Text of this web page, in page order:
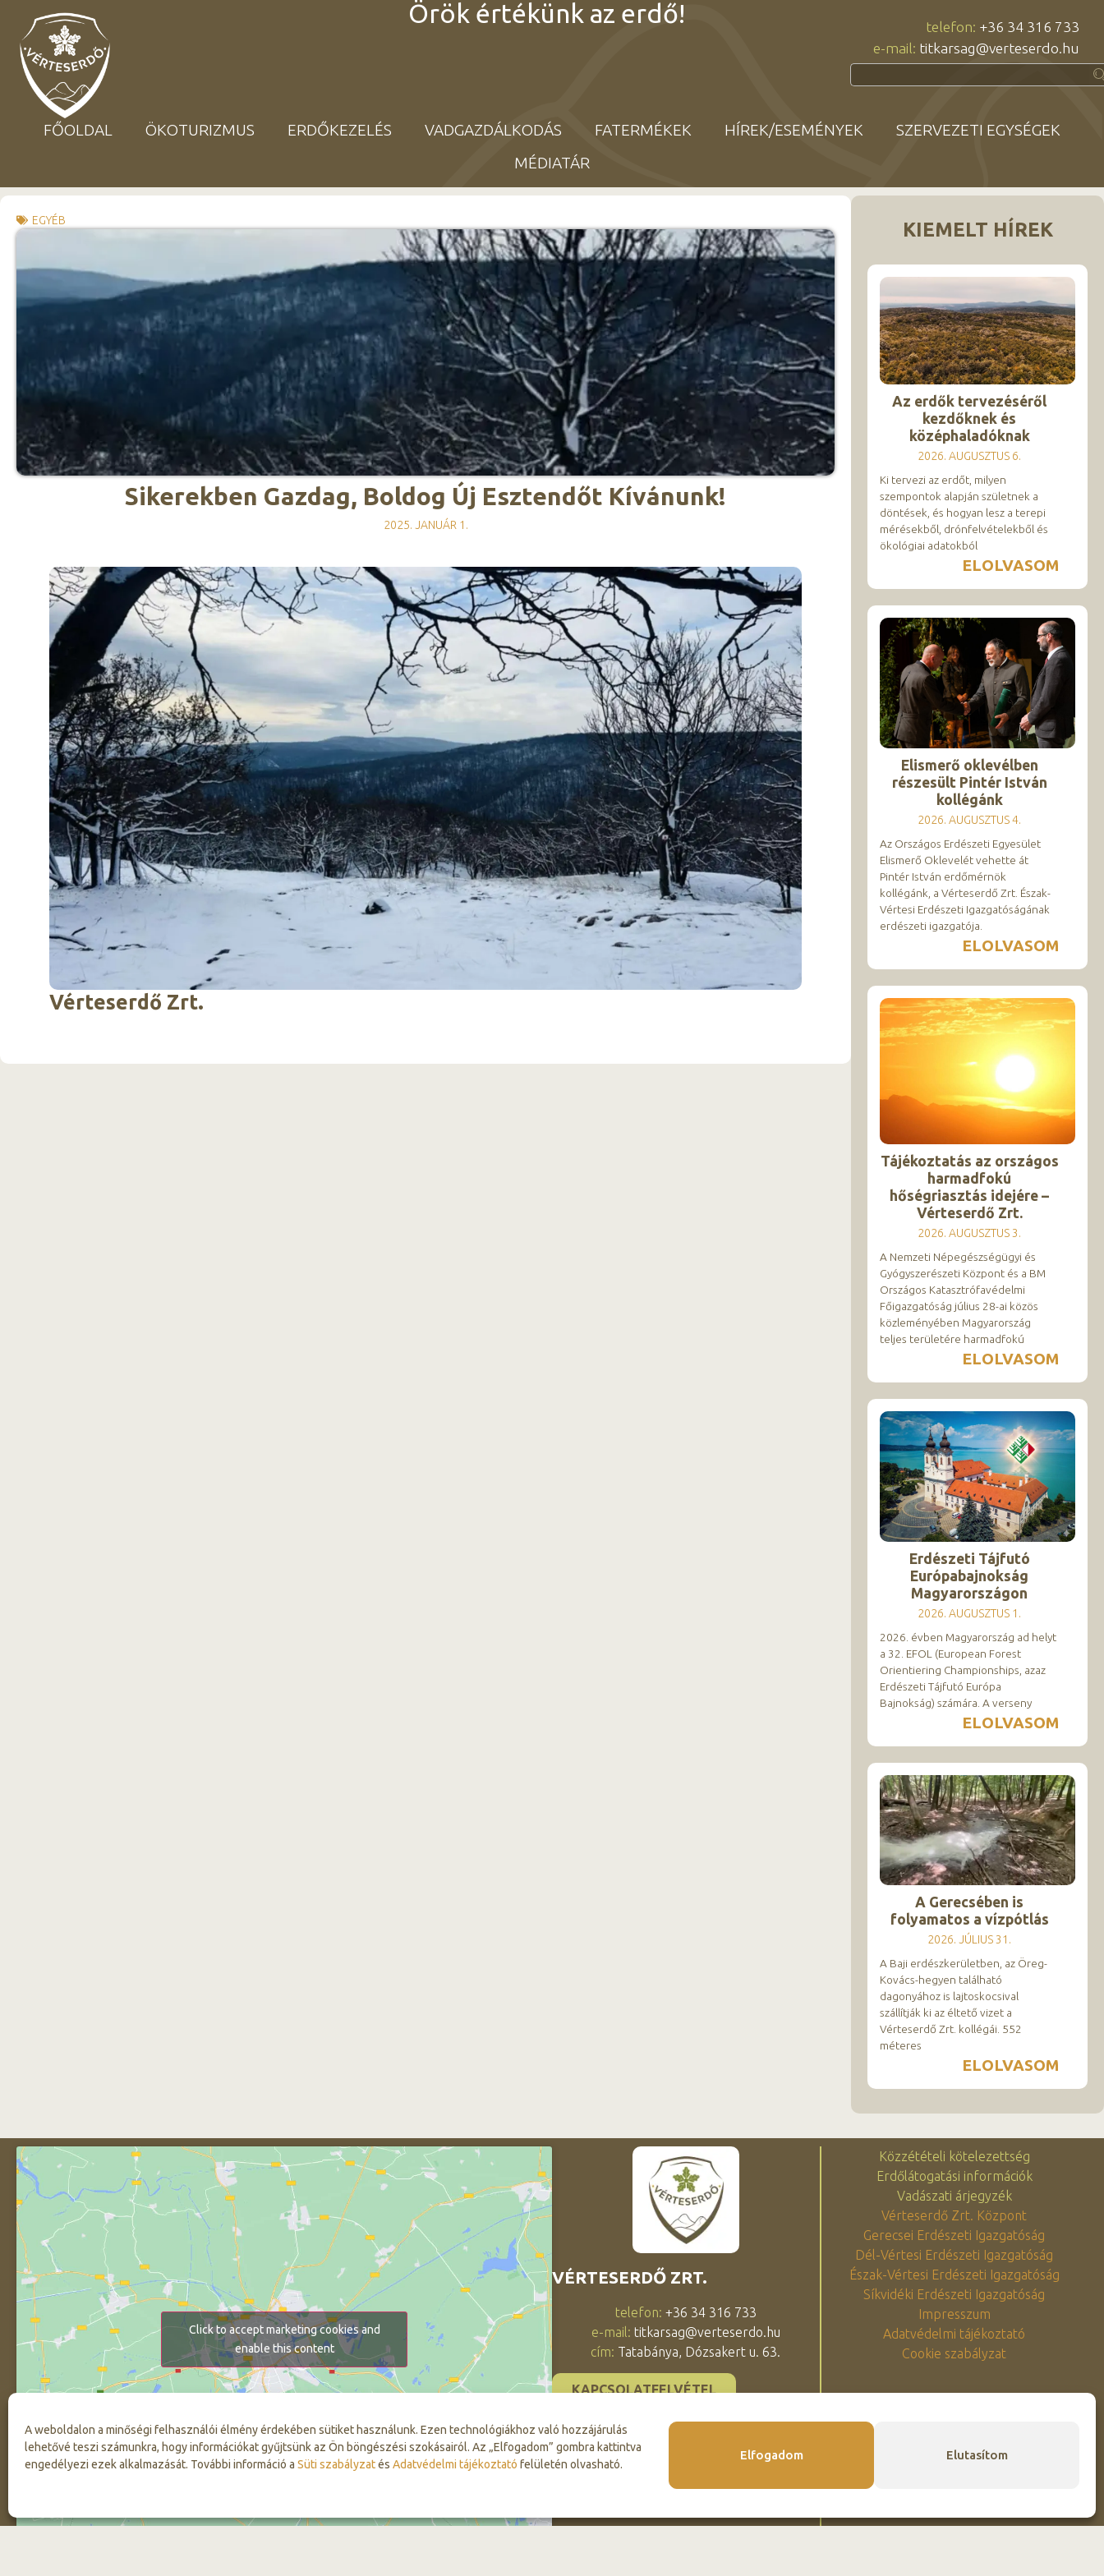
A weboldalon a minőségi felhasználói élmény érdekében sütiket használunk. Ezen technológiákhoz való hozzájárulás
lehetővé teszi számunkra, hogy információkat gyűjtsünk az Ön böngészési szokásairól. Az „Elfogadom” gombra kattintva
engedélyezi ezek alkalmazását. További információ a Süti szabályzatés Adatvédelmi tájékoztató felületén olvasható.
Elfogadom Elutasítom
Örök értékünk az erdő! telefon: +36 34 316 733
e-mail: titkarsag@verteserdo.hu
FŐOLDAL ÖKOTURIZMUS ERDŐKEZELÉS VADGAZDÁLKODÁS FATERMÉKEK HÍREK/ESEMÉNYEK
SZERVEZETI EGYSÉGEK
MÉDIATÁR
EGYÉB
Sikerekben Gazdag, Boldog Új Esztendőt Kívánunk!
2025. JANUÁR 1.
Vérteserdő Zrt.
KIEMELT HÍREK
Az erdők tervezéséről
kezdőknek és
középhaladóknak
2026. AUGUSZTUS 6.
Ki tervezi az erdőt, milyen
szempontok alapján születnek a
döntések, és hogyan lesz a terepi
mérésekből, drónfelvételekből és
ökológiai adatokból
ELOLVASOM
Elismerő oklevélben
részesült Pintér István
kollégánk
2026. AUGUSZTUS 4.
Az Országos Erdészeti Egyesület
Elismerő Oklevelét vehette át
Pintér István erdőmérnök
kollégánk, a Vérteserdő Zrt. Észak-
Vértesi Erdészeti Igazgatóságának
erdészeti igazgatója.
ELOLVASOM
Tájékoztatás az országos
harmadfokú
hőségriasztás idejére –
Vérteserdő Zrt.
2026. AUGUSZTUS 3.
A Nemzeti Népegészségügyi és
Gyógyszerészeti Központ és a BM
Országos Katasztrófavédelmi
Főigazgatóság július 28-ai közös
közleményében Magyarország
teljes területére harmadfokú
ELOLVASOM
Erdészeti Tájfutó
Európabajnokság
Magyarországon
2026. AUGUSZTUS 1.
2026. évben Magyarország ad helyt
a 32. EFOL (European Forest
Orientiering Championships, azaz
Erdészeti Tájfutó Európa
Bajnokság) számára. A verseny
ELOLVASOM
A Gerecsében is
folyamatos a vízpótlás
2026. JÚLIUS 31.
A Baji erdészkerületben, az Öreg-
Kovács-hegyen található
dagonyához is lajtoskocsival
szállítják ki az éltető vizet a
Vérteserdő Zrt. kollégái. 552
méteres
ELOLVASOM
Click to accept marketing cookies and
enable this content
VÉRTESERDŐ ZRT.
telefon: +36 34 316 733
e-mail: titkarsag@verteserdo.hu
cím: Tatabánya, Dózsakert u. 63.
KAPCSOLATFELVÉTEL
Közzétételi kötelezettség
Erdőlátogatási információk
Vadászati árjegyzék
Vérteserdő Zrt. Központ
Gerecsei Erdészeti Igazgatóság
Dél-Vértesi Erdészeti Igazgatóság
Észak-Vértesi Erdészeti Igazgatóság
Síkvidéki Erdészeti Igazgatóság
Impresszum
Adatvédelmi tájékoztató
Cookie szabályzat